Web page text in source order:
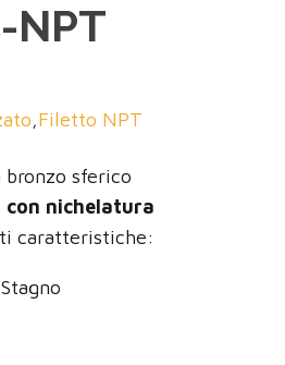
NPT
,Filetto NPT
bronzo sferico
nichelatura
caratteristiche: